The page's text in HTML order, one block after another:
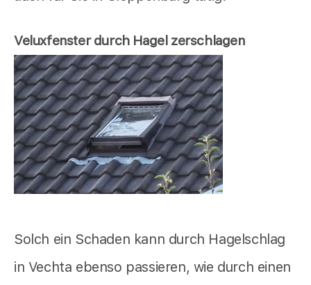
Veluxfenster durch Hagel zerschlagen
Solch ein Schaden kann durch Hagelschlag
in Vechta ebenso passieren, wie durch einen